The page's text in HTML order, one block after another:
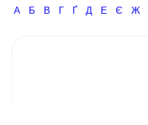
А Б В Г Ґ Д Е Є Ж